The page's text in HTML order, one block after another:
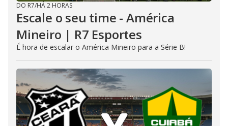
DO R7/HÁ 2 HORAS
Escale o seu time - América
Mineiro | R7 Esportes
É hora de escalar o América Mineiro para a Série B!